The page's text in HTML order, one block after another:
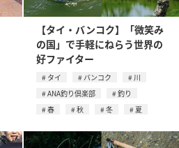
【タイ・バンコク】「微笑み
の国」で手軽にねらう世界の
好ファイター
タイ バンコク
川
ANA釣り倶楽部
釣り
春
秋 冬 夏